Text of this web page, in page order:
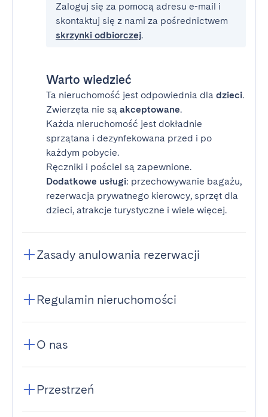
Zaloguj się za pomocą adresu e-mail i
skontaktuj się z nami za pośrednictwem
skrzynki odbiorczej.
Warto wiedzieć
Ta nieruchomość jest odpowiednia dla dzieci.
Zwierzęta nie są akceptowane.
Każda nieruchomość jest dokładnie
sprzątana i dezynfekowana przed i po
każdym pobycie.
Ręczniki i pościel są zapewnione.
Dodatkowe usługi: przechowywanie bagażu,
rezerwacja prywatnego kierowcy, sprzęt dla
dzieci, atrakcje turystyczne i wiele więcej.
Zasady anulowania rezerwacji
Regulamin nieruchomości
O nas
Przestrzeń